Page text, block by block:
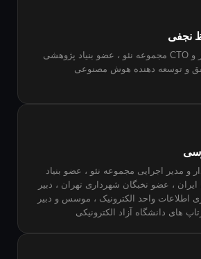
نجفی
هم بنیان گذار و CTO مجموعه نئو ، عضو بنیاد پژوهشی
و توسعه دهنده هوش مصنوعی
و مدیر اجرایی مجموعه نئو ، عضو بنیاد
، عضو نخبگان شهرداری تهران ، دبیر
اطلاعات واحد الکترونیک ، موسس و دبیر
های دانشگاه آزاد الکترونیکی